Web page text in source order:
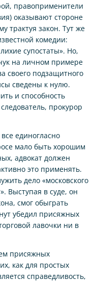
правоприменители
оказывают стороне
трактуя закон. Тут же
комедии:
супостаты». Но,
на личном примере
своего подзащитного
сведены к нулю.
и способность
прокурор
единогласно
мало быть хорошим
адвокат должен
это применять.
дело «московского
Выступая в суде, он
смог обыграть
убедил присяжных
лавочки ни в
присяжных
как для простых
справедливость,